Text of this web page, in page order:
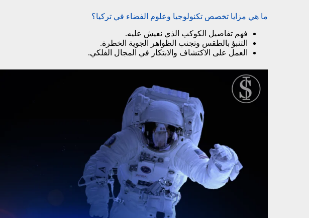
ما هي مزايا تخصص تكنولوجيا وعلوم الفضاء في تركيا؟
فهم تفاصيل الكوكب الذي نعيش عليه.
التنبؤ بالطقس وتجنب الظواهر الجوية الخطرة.
العمل على الاكتشاف والابتكار في المجال الفلكي.